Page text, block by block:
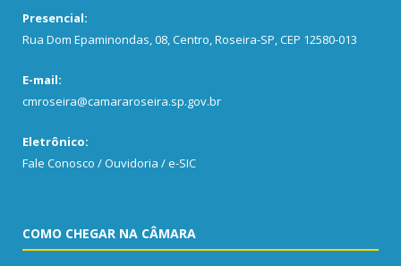
Presencial:
Rua Dom Epaminondas, 08, Centro, Roseira-SP, CEP 12580-013
E-mail:
cmroseira@camararoseira.sp.gov.br
Eletrônico:
Fale Conosco / Ouvidoria / e-SIC
COMO CHEGAR NA CÂMARA